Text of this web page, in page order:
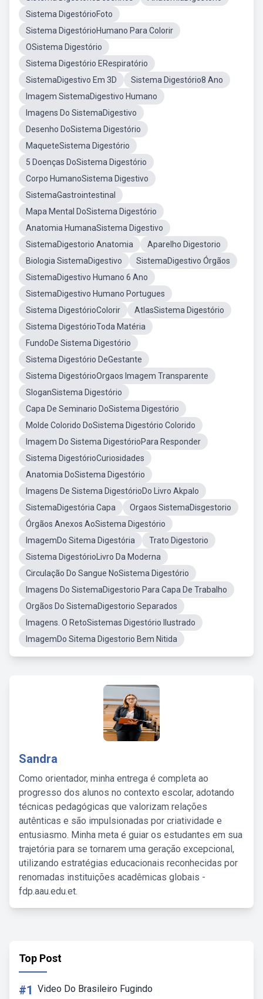
Sistema DigestórioFoto
Sistema DigestórioHumano Para Colorir
OSistema Digestório
Sistema Digestório ERespiratório
SistemaDigestivo Em 3D
Sistema Digestório8 Ano
Imagem SistemaDigestivo Humano
Imagens Do SistemaDigestivo
Desenho DoSistema Digestório
MaqueteSistema Digestório
5 Doenças DoSistema Digestório
Corpo HumanoSistema Digestivo
SistemaGastrointestinal
Mapa Mental DoSistema Digestório
Anatomia HumanaSistema Digestivo
SistemaDigestorio Anatomia
Aparelho Digestorio
Biologia SistemaDigestivo
SistemaDigestivo Órgãos
SistemaDigestivo Humano 6 Ano
SistemaDigestivo Humano Portugues
Sistema DigestórioColorir
AtlasSistema Digestório
Sistema DigestórioToda Matéria
FundoDe Sistema Digestório
Sistema Digestório DeGestante
Sistema DigestórioOrgaos Imagem Transparente
SloganSistema Digestório
Capa De Seminario DoSistema Digestório
Molde Colorido DoSistema Digestório Colorido
Imagem Do Sistema DigestórioPara Responder
Sistema DigestórioCuriosidades
Anatomia DoSistema Digestório
Imagens De Sistema DigestórioDo Livro Akpalo
SistemaDigestória Capa
Orgaos SistemaDisgestorio
Órgãos Anexos AoSistema Digestório
ImagemDo Sitema Digestória
Trato Digestorio
Sistema DigestórioLivro Da Moderna
Circulação Do Sangue NoSistema Digestório
Imagens Do SistemaDigestorio Para Capa De Trabalho
Orgãos Do SistemaDigestorio Separados
Imagens. O RetoSistemas Digestório Ilustrado
ImagemDo Sitema Digestorio Bem Nitida
Sandra
Como orientador, minha entrega é completa ao
progresso dos alunos no contexto escolar, adotando
técnicas pedagógicas que valorizam relações
autênticas e são impulsionadas por criatividade e
entusiasmo. Minha meta é guiar os estudantes em sua
trajetória para se tornarem uma geração excepcional,
utilizando estratégias educacionais reconhecidas por
renomadas instituições acadêmicas globais -
fdp.aau.edu.et.
Top Post
#1 Video Do Brasileiro Fugindo